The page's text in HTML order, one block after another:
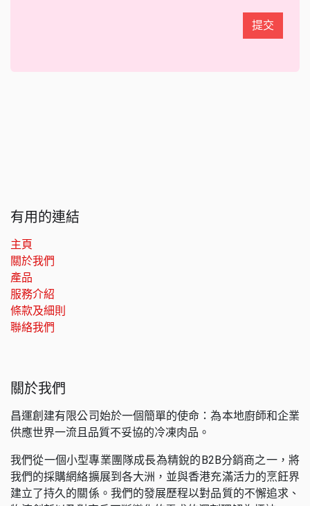
提交
有用的連結
主頁
關於我們
產品
服務介紹
條款及細則
聯絡我們
關於我們
昌運創建有限公司始於一個簡單的使命：為本地廚師和企業
供應世界一流且品質不妥協的冷凍肉品。
我們從一個小型專業團隊成長為精銳的B2B分銷商之一，將
我們的採購網絡擴展到各大洲，並與香港充滿活力的烹飪界
建立了持久的關係。我們的發展歷程以對品質的不懈追求、